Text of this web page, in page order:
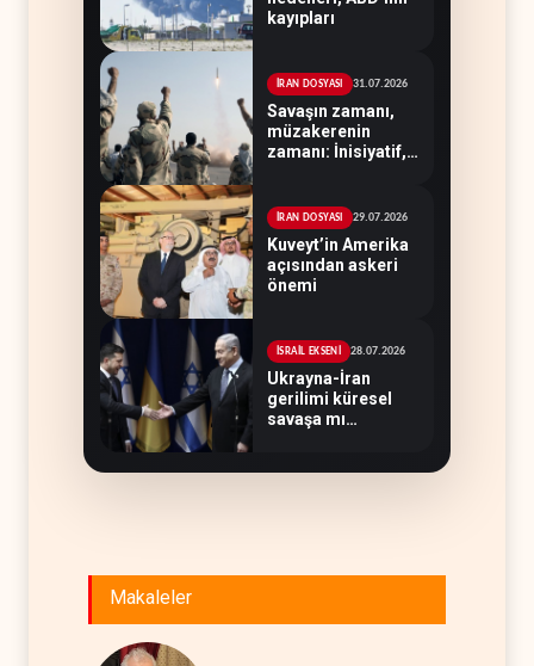
kayıpları
İRAN DOSYASI 31.07.2026
Savaşın zamanı,
müzakerenin
zamanı: İnisiyatif,
İRAN DOSYASI 29.07.2026
Kuveyt’in Amerika
açısından askeri
önemi
İSRAİL EKSENİ 28.07.2026
Ukrayna-İran
gerilimi küresel
savaşa mı
Makaleler